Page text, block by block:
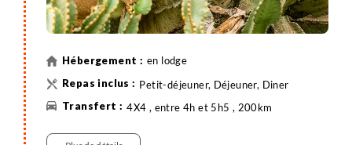
en lodge
Petit-déjeuner, Déjeuner, Diner
4X4 , entre 4h et 5h5 , 200km